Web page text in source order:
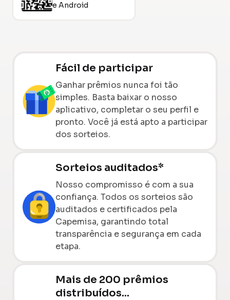
e Android
Fácil de participar
Ganhar prêmios nunca foi tão
simples. Basta baixar o nosso
aplicativo, completar o seu perfil e
pronto. Você já está apto a participar
dos sorteios.
Sorteios auditados*
Nosso compromisso é com a sua
confiança. Todos os sorteios são
auditados e certificados pela
Capemisa, garantindo total
transparência e segurança em cada
etapa.
Mais de 200 prêmios
distribuídos...